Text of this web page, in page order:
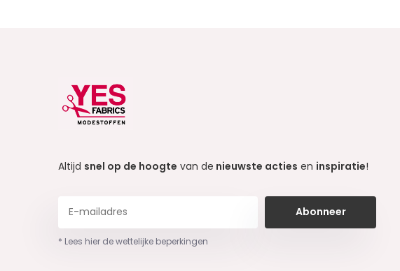
Altijd snel op de hoogte van de nieuwste acties en inspiratie!
Abonneer
* Lees hier de wettelijke beperkingen